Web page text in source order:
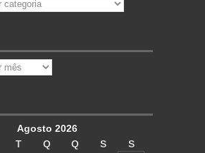
Agosto 2026
T Q Q S
S